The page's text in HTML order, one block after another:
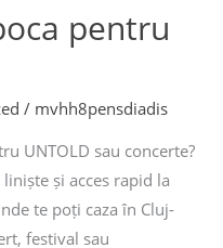
pentru
/ mvhh8pensdiadis
UNTOLD sau concerte?
și acces rapid la
te poți caza în Cluj-
festival sau